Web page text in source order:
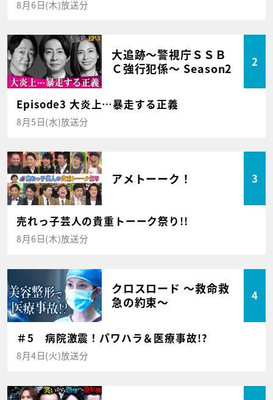
8月6日(木)放送分
大追跡～警視庁ＳＳＢ
Ｃ強行犯係～ Season2
2
Episode3 大炎上…暴走する正義
8月5日(水)放送分
アメトーーク！ 3
売れっ子芸人の貴重トーーク祭り!!
8月6日(木)放送分
クロスロード ～救命救
急の約束～
4
＃5 病院激震！パワハラ＆医療事故!?
8月4日(火)放送分